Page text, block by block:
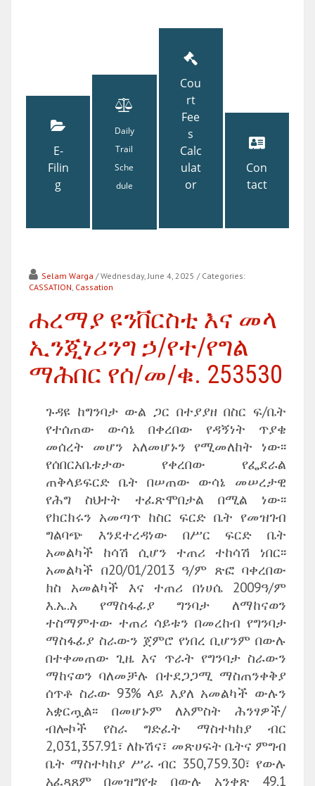
E-
Filin
g
Daily
Trail
Sche
dule
Cou
rt
Fee
s
Calc
ulat
or
Con
tact
Selam Warga / Wednesday, June 4, 2025 / Categories:
CASSATION, Cassation
ሐረማያ ዩንቨርስቲ እና መላ
ኢንጂነሪንግ ኃ/የተ/የግል
ማሕበር የሰ/መ/ቁ. 253530
ጉዳዩ ከግንባታ ውል ጋር በተያያዘ በስር ፍ/ቤት
የተሰጠው ውሳኔ በቀረበው የዳኝነት ጥያቄ
መሰረት መሆን አለመሆኑን የሚመለከት ነው፡፡
የሰበርአቤቱታው የቀረበው የፌደራል
ጠቅላይፍርድ ቤት በሠጠው ውሳኔ መሠረታዊ
የሕግ ስህተት ተፈጽሞበታል በሚል ነው፡፡
የክርክሩን አመጣጥ ከስር ፍርድ ቤት የመዝገብ
ግልባጭ እንደተረዳነው በሥር ፍርድ ቤት
አመልካች ከሳሽ ሲሆን ተጠሪ ተከሳሽ ነበር፡፡
አመልካች በ20/01/2013 ዓ/ም ጽፎ ባቀረበው
ክስ አመልካች እና ተጠሪ በነሀሴ 2009ዓ/ም
እ.ኤ.አ የማስፋፊያ ግንባታ ለማከናወን
ተስማምተው ተጠሪ ሳይቱን በመረከብ የግንባታ
ማስፋፊያ ስራውን ጀምሮ የነበረ ቢሆንም በውሉ
በተቀመጠው ጊዜ እና ጥራት የግንባታ ስራውን
ማከናወን ባለመቻሉ በተደጋጋሚ ማስጠንቀቅያ
ሰጥቶ ስራው 93% ላይ እያለ አመልካች ውሉን
አቋርጧል፡፡ በመሆኑም ለአምስት ሕንፃዎች/
ብሎኮች የስራ ግድፈት ማስተካከያ ብር
2,031,357.91፣ ለኩሽና፣ መጽሀፍት ቤትና ምግብ
ቤት ማስተካከያ ሥራ ብር 350,759.30፣ የውሉ
አፈጻጸም በመዝግየቱ በውሉ አንቀጽ 49.1